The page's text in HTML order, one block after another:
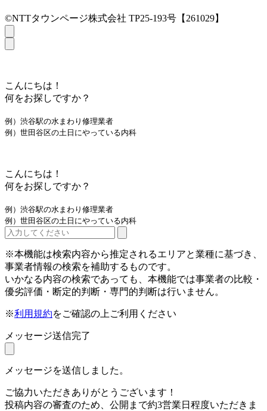
©NTTタウンページ株式会社 TP25-193号【261029】
こんにちは！
何をお探しですか？
例）渋谷駅の水まわり修理業者
例）世田谷区の土日にやっている内科
こんにちは！
何をお探しですか？
例）渋谷駅の水まわり修理業者
例）世田谷区の土日にやっている内科
※本機能は検索内容から推定されるエリアと業種に基づき、
事業者情報の検索を補助するものです。
いかなる内容の検索であっても、本機能では事業者の比較・
優劣評価・断定的判断・専門的判断は行いません。
※利用規約をご確認の上ご利用ください
メッセージ送信完了
メッセージを送信しました。
ご協力いただきありがとうございます！
投稿内容の審査のため、公開まで約3営業日程度いただきま